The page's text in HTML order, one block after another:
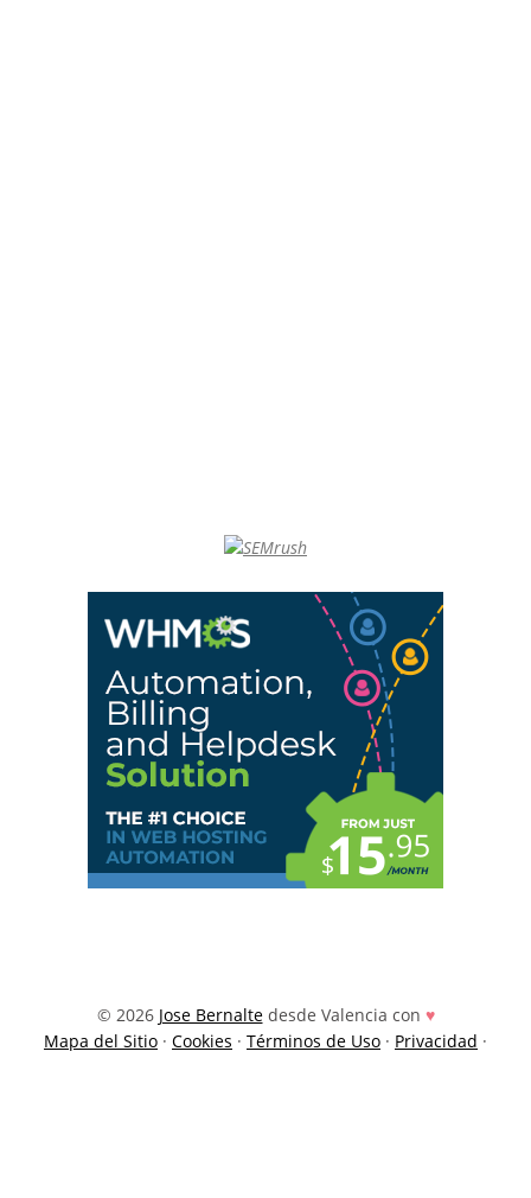
© 2026 Jose Bernaltedesde Valencia con ♥
Mapa del Sitio · Cookies · Términos de Uso · Privacidad ·